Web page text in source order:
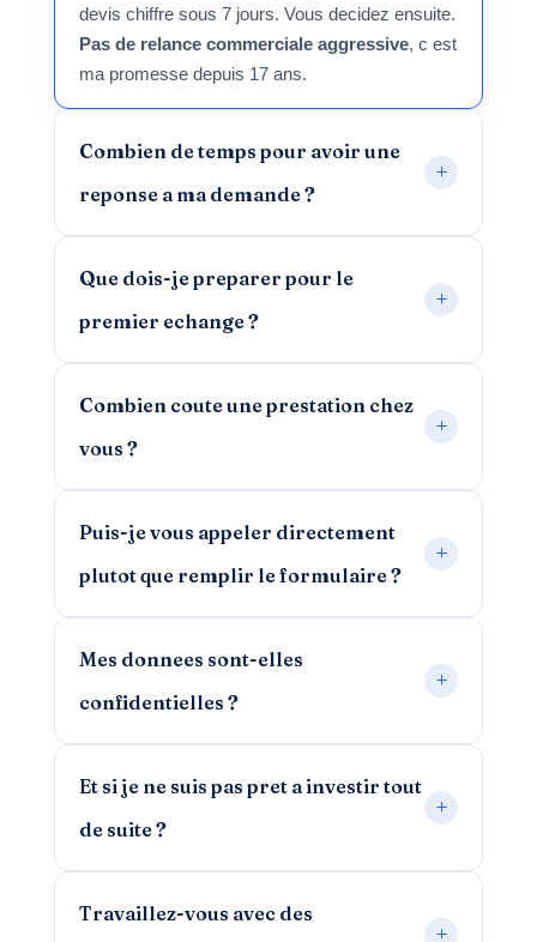
devis chiffre sous 7 jours. Vous decidez ensuite.
Pas de relance commerciale aggressive, c est
ma promesse depuis 17 ans.
Combien de temps pour avoir une
reponse a ma demande ?
Que dois-je preparer pour le
premier echange ?
Combien coute une prestation chez
vous ?
Puis-je vous appeler directement
plutot que remplir le formulaire ?
Mes donnees sont-elles
confidentielles ?
Et si je ne suis pas pret a investir tout
de suite ?
Travaillez-vous avec des